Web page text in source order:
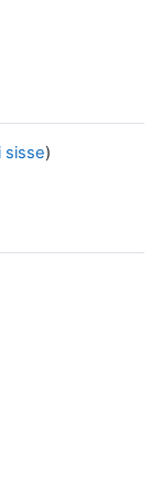
sisse)